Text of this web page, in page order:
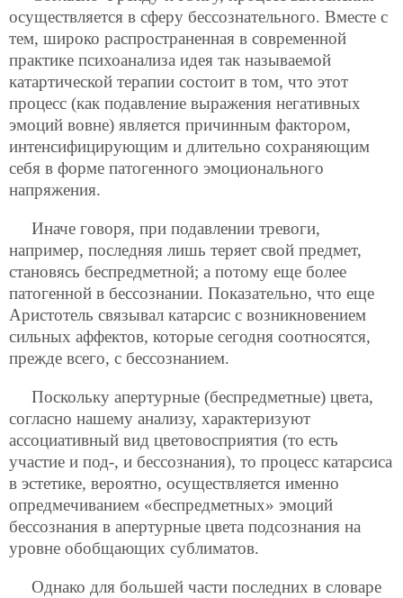
осуществляется в сферу бессознательного. Вместе с
тем, широко распространенная в современной
практике психоанализа идея так называемой
катартической терапии состоит в том, что этот
процесс (как подавление выражения негативных
эмоций вовне) является причинным фактором,
интенсифицирующим и длительно сохраняющим
себя в форме патогенного эмоционального
напряжения.
Иначе говоря, при подавлении тревоги,
например, последняя лишь теряет свой предмет,
становясь беспредметной; а потому еще более
патогенной в бессознании. Показательно, что еще
Аристотель связывал катарсис с возникновением
сильных аффектов, которые сегодня соотносятся,
прежде всего, с бессознанием.
Поскольку апертурные (беспредметные) цвета,
согласно нашему анализу, характеризуют
ассоциативный вид цветовосприятия (то есть
участие и под-, и бессознания), то процесс катарсиса
в эстетике, вероятно, осуществляется именно
опредмечиванием «беспредметных» эмоций
бессознания в апертурные цвета подсознания на
уровне обобщающих сублиматов.
Однако для большей части последних в словаре